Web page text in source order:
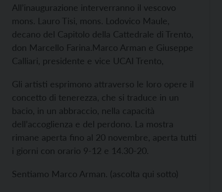
All’inaugurazione interverranno il vescovo
mons. Lauro Tisi, mons. Lodovico Maule,
decano del Capitolo della Cattedrale di Trento,
don Marcello Farina.Marco Arman e Giuseppe
Calliari, presidente e vice UCAI Trento,
Gli artisti esprimono attraverso le loro opere il
concetto di tenerezza, che si traduce in un
bacio, in un abbraccio, nella capacità
dell’accoglienza e del perdono. La mostra
rimane aperta fino al 20 novembre, aperta tutti
i giorni con orario 9-12 e 14.30-20.
Sentiamo Marco Arman. (ascolta qui sotto)